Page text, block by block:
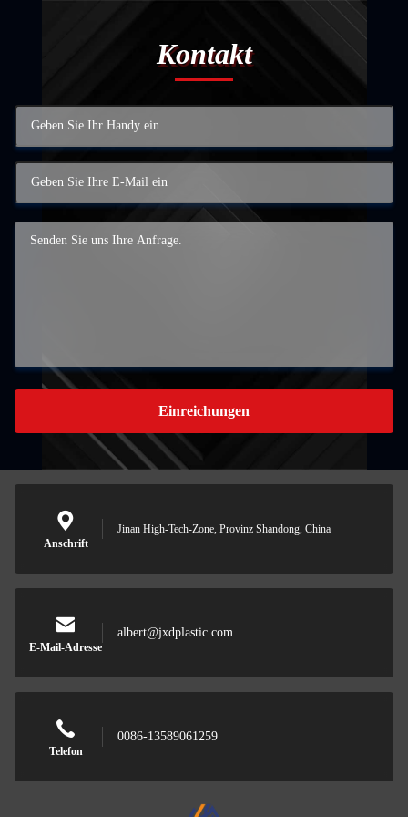
Kontakt
Einreichungen
Anschrift
Jinan High-Tech-Zone, Provinz Shandong, China
E-Mail-Adresse
albert@jxdplastic.com
Telefon
0086-13589061259